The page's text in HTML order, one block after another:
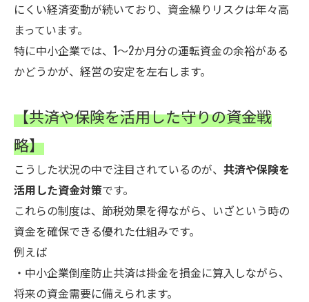
にくい経済変動が続いており、資金繰りリスクは年々高
まっています。
特に中小企業では、1〜2か月分の運転資金の余裕がある
かどうかが、経営の安定を左右します。
【共済や保険を活用した守りの資金戦
略】
こうした状況の中で注目されているのが、 共済や保険を
活用した資金対策です。
これらの制度は、節税効果を得ながら、いざという時の
資金を確保できる優れた仕組みです。
例えば
・中小企業倒産防止共済は掛金を損金に算入しながら、
将来の資金需要に備えられます。